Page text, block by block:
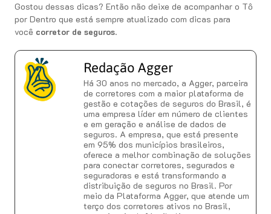
Gostou dessas dicas? Então não deixe de acompanhar o Tô
por Dentro que está sempre atualizado com dicas para
você corretor de seguros.
Redação Agger
Há 30 anos no mercado, a Agger, parceira
de corretores com a maior plataforma de
gestão e cotações de seguros do Brasil, é
uma empresa líder em número de clientes
e em geração e análise de dados de
seguros. A empresa, que está presente
em 95% dos municípios brasileiros,
oferece a melhor combinação de soluções
para conectar corretores, segurados e
seguradoras e está transformando a
distribuição de seguros no Brasil. Por
meio da Plataforma Agger, que atende um
terço dos corretores ativos no Brasil,